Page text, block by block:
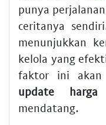
punya
ceritanya
menunjukkan
kelola yang
faktor ini akan
update harga
mendatang.